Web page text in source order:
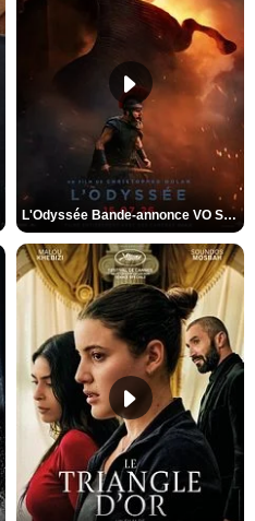
L'Odyssée Bande-annonce VO STFR